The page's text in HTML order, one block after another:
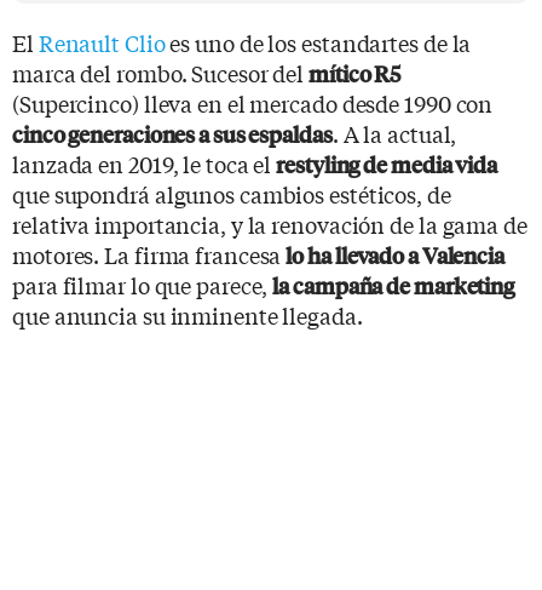
El Renault Clioes uno de los estandartes de la
marca del rombo. Sucesor delmítico R5
(Supercinco) lleva en el mercado desde 1990 con
cinco generaciones a sus espaldas. A la actual,
lanzada en 2019, le toca elrestyling de media vida
que supondrá algunos cambios estéticos, de
relativa importancia, y la renovación de la gama de
motores. La firma francesalo ha llevado a Valencia
para filmar lo que parece,la campaña de marketing
que anuncia su inminente llegada.